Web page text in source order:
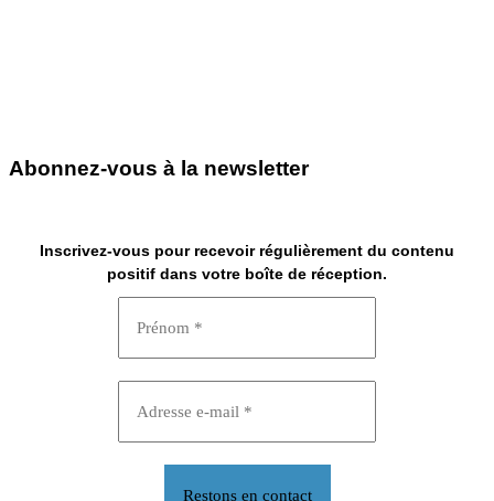
Abonnez-vous à la newsletter
Inscrivez-vous pour recevoir régulièrement du contenu
positif dans votre boîte de réception.